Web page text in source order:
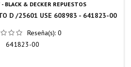
- BLACK & DECKER REPUESTOS
D /25601 USE 608983 - 641823-00
Reseña(s): 0
641823-00